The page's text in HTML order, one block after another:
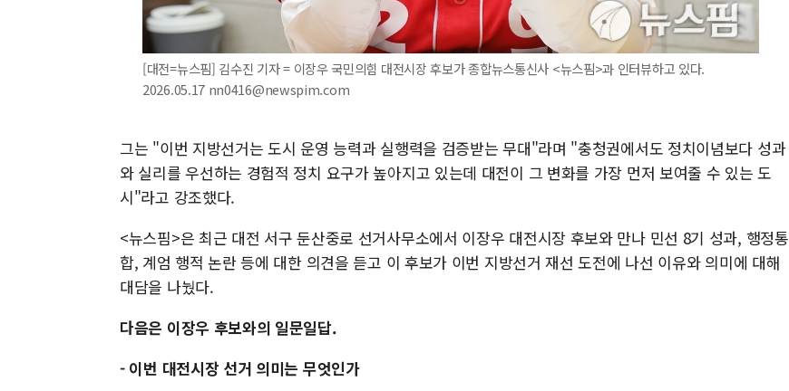
[대전=뉴스핌] 김수진 기자 = 이장우 국민의힘 대전시장 후보가 종합뉴스통신사 <뉴스핌>과 인터뷰하고 있다.
2026.05.17 nn0416@newspim.com
그는 "이번 지방선거는 도시 운영 능력과 실행력을 검증받는 무대"라며 "충청권에서도 정치이념보다 성과
와 실리를 우선하는 경험적 정치 요구가 높아지고 있는데 대전이 그 변화를 가장 먼저 보여줄 수 있는 도
시"라고 강조했다.
<뉴스핌>은 최근 대전 서구 둔산중로 선거사무소에서 이장우 대전시장 후보와 만나 민선 8기 성과, 행정통
합, 계엄 행적 논란 등에 대한 의견을 듣고 이 후보가 이번 지방선거 재선 도전에 나선 이유와 의미에 대해
대담을 나눴다.
다음은 이장우 후보와의 일문일답.
- 이번 대전시장 선거 의미는 무엇인가